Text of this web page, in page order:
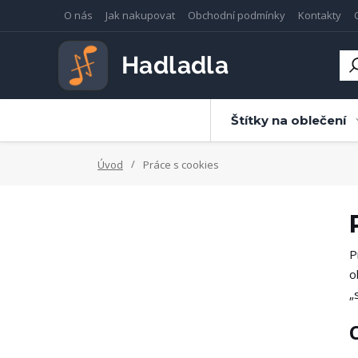
O nás Jak nakupovat Obchodní podmínky Kontakty
Štítky na oblečení
Úvod Práce s cookies